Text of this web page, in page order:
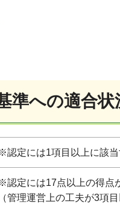
準への適合状
認定には1項目以上に該
認定には17点以上の得点
（管理運営上の工夫が3項